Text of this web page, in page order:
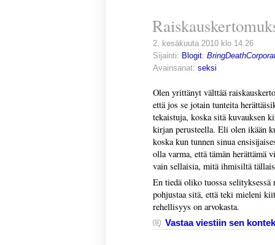
2. kesäkuuta 2010 klo 14.26
Sijainti: Blogit:
Avainsanat: seksi
Olen yrittänyt välttää
että jos se jotain tunteita
tekaistuja, koska sitä kuvauksen
kirjan perusteella. Eli olen ikään
koska kun tunnen sinua
olla varma, että tämän herättämä
vain sellaisia, mitä ihmisiltä
En tiedä oliko tuossa
pohjustaa sitä, että teki mieleni
rehellisyys on arvokasta.
Vastaa viestiin sen